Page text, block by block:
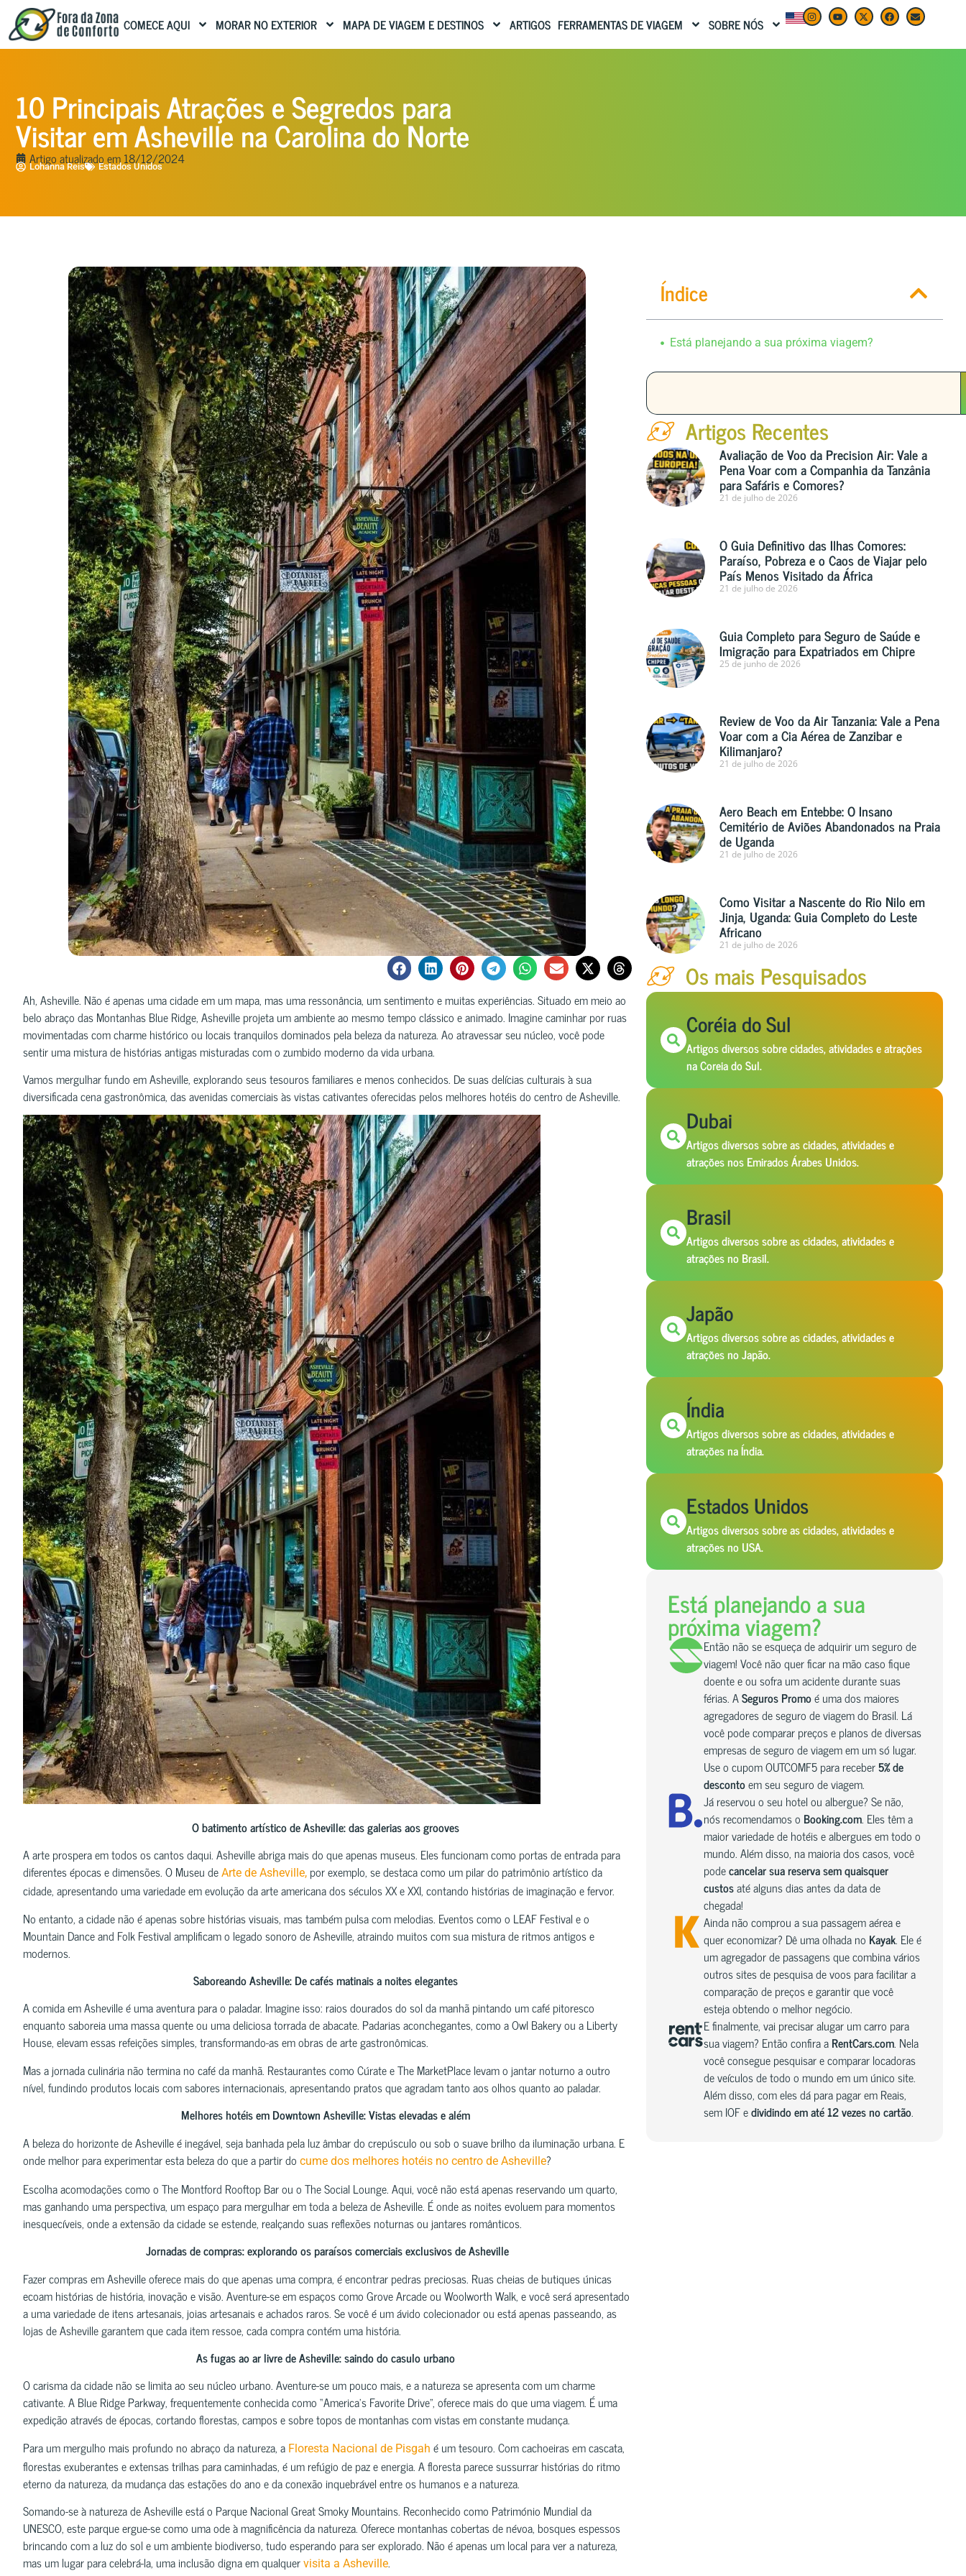
COMECE AQUI MORAR NO EXTERIOR MAPA DE VIAGEM E DESTINOS ARTIGOS FERRAMENTAS DE VIAGEM SOBRE NÓS
10 Principais Atrações e Segredos para
Visitar em Asheville na Carolina do Norte
Artigo atualizado em18/12/2024
Lohanna Reis Estados Unidos
Ah, Asheville. Não é apenas uma cidade em um mapa, mas uma ressonância, um sentimento e muitas experiências. Situado em meio ao
belo abraço das Montanhas Blue Ridge, Asheville projeta um ambiente ao mesmo tempo clássico e animado. Imagine caminhar por ruas
movimentadas com charme histórico ou locais tranquilos dominados pela beleza da natureza. Ao atravessar seu núcleo, você pode
sentir uma mistura de histórias antigas misturadas com o zumbido moderno da vida urbana.
Vamos mergulhar fundo em Asheville, explorando seus tesouros familiares e menos conhecidos. De suas delícias culturais à sua
diversificada cena gastronômica, das avenidas comerciais às vistas cativantes oferecidas pelos melhores hotéis do centro de Asheville.
O batimento artístico de Asheville: das galerias aos grooves
A arte prospera em todos os cantos daqui. Asheville abriga mais do que apenas museus. Eles funcionam como portas de entrada para
diferentes épocas e dimensões. O Museu de Arte de Asheville, por exemplo, se destaca como um pilar do patrimônio artístico da
cidade, apresentando uma variedade em evolução da arte americana dos séculos XX e XXI, contando histórias de imaginação e fervor.
No entanto, a cidade não é apenas sobre histórias visuais, mas também pulsa com melodias. Eventos como o LEAF Festival e o
Mountain Dance and Folk Festival amplificam o legado sonoro de Asheville, atraindo muitos com sua mistura de ritmos antigos e
modernos.
Saboreando Asheville: De cafés matinais a noites elegantes
A comida em Asheville é uma aventura para o paladar. Imagine isso: raios dourados do sol da manhã pintando um café pitoresco
enquanto saboreia uma massa quente ou uma deliciosa torrada de abacate. Padarias aconchegantes, como a Owl Bakery ou a Liberty
House, elevam essas refeições simples, transformando-as em obras de arte gastronômicas.
Mas a jornada culinária não termina no café da manhã. Restaurantes como Cúrate e The MarketPlace levam o jantar noturno a outro
nível, fundindo produtos locais com sabores internacionais, apresentando pratos que agradam tanto aos olhos quanto ao paladar.
Melhores hotéis em Downtown Asheville: Vistas elevadas e além
A beleza do horizonte de Asheville é inegável, seja banhada pela luz âmbar do crepúsculo ou sob o suave brilho da iluminação urbana. E
onde melhor para experimentar esta beleza do que a partir do cume dos melhores hotéis no centro de Asheville?
Escolha acomodações como o The Montford Rooftop Bar ou o The Social Lounge. Aqui, você não está apenas reservando um quarto,
mas ganhando uma perspectiva, um espaço para mergulhar em toda a beleza de Asheville. É onde as noites evoluem para momentos
inesquecíveis, onde a extensão da cidade se estende, realçando suas reflexões noturnas ou jantares românticos.
Jornadas de compras: explorando os paraísos comerciais exclusivos de Asheville
Fazer compras em Asheville oferece mais do que apenas uma compra, é encontrar pedras preciosas. Ruas cheias de butiques únicas
ecoam histórias de história, inovação e visão. Aventure-se em espaços como Grove Arcade ou Woolworth Walk, e você será apresentado
a uma variedade de itens artesanais, joias artesanais e achados raros. Se você é um ávido colecionador ou está apenas passeando, as
lojas de Asheville garantem que cada item ressoe, cada compra contém uma história.
As fugas ao ar livre de Asheville: saindo do casulo urbano
O carisma da cidade não se limita ao seu núcleo urbano. Aventure-se um pouco mais, e a natureza se apresenta com um charme
cativante. A Blue Ridge Parkway, frequentemente conhecida como “America’s Favorite Drive”, oferece mais do que uma viagem. É uma
expedição através de épocas, cortando florestas, campos e sobre topos de montanhas com vistas em constante mudança.
Para um mergulho mais profundo no abraço da natureza, a Floresta Nacional de Pisgah é um tesouro. Com cachoeiras em cascata,
florestas exuberantes e extensas trilhas para caminhadas, é um refúgio de paz e energia. A floresta parece sussurrar histórias do ritmo
eterno da natureza, da mudança das estações do ano e da conexão inquebrável entre os humanos e a natureza.
Somando-se à natureza de Asheville está o Parque Nacional Great Smoky Mountains. Reconhecido como Património Mundial da
UNESCO, este parque ergue-se como uma ode à magnificência da natureza. Oferece montanhas cobertas de névoa, bosques espessos
brincando com a luz do sol e um ambiente biodiverso, tudo esperando para ser explorado. Não é apenas um local para ver a natureza,
mas um lugar para celebrá-la, uma inclusão digna em qualquer visita a Asheville.
Índice
Está planejando a sua próxima viagem?
Artigos Recentes
Avaliação de Voo da Precision Air: Vale a
Pena Voar com a Companhia da Tanzânia
para Safáris e Comores?
21 de julho de 2026
O Guia Definitivo das Ilhas Comores:
Paraíso, Pobreza e o Caos de Viajar pelo
País Menos Visitado da África
21 de julho de 2026
Guia Completo para Seguro de Saúde e
Imigração para Expatriados em Chipre
25 de junho de 2026
Review de Voo da Air Tanzania: Vale a Pena
Voar com a Cia Aérea de Zanzibar e
Kilimanjaro?
21 de julho de 2026
Aero Beach em Entebbe: O Insano
Cemitério de Aviões Abandonados na Praia
de Uganda
21 de julho de 2026
Como Visitar a Nascente do Rio Nilo em
Jinja, Uganda: Guia Completo do Leste
Africano
21 de julho de 2026
Os mais Pesquisados
Coréia do Sul
Artigos diversos sobre cidades, atividades e atrações
na Coreia do Sul.
Dubai
Artigos diversos sobre as cidades, atividades e
atrações nos Emirados Árabes Unidos.
Brasil
Artigos diversos sobre as cidades, atividades e
atrações no Brasil.
Japão
Artigos diversos sobre as cidades, atividades e
atrações no Japão.
Índia
Artigos diversos sobre as cidades, atividades e
atrações na Índia.
Estados Unidos
Artigos diversos sobre as cidades, atividades e
atrações no USA.
Está planejando a sua
próxima viagem?
Então não se esqueça de adquirir um seguro de
viagem! Você não quer ficar na mão caso fique
doente e ou sofra um acidente durante suas
férias. ASeguros Promoé uma dos maiores
agregadores de seguro de viagem do Brasil. Lá
você pode comparar preços e planos de diversas
empresas de seguro de viagem em um só lugar.
Use o cupom OUTCOMF5 para receber5% de
descontoem seu seguro de viagem.
Já reservou o seu hotel ou albergue? Se não,
nós recomendamos o Booking.com. Eles têm a
maior variedade de hotéis e albergues em todo o
mundo. Além disso, na maioria dos casos, você
podecancelar sua reserva sem quaisquer
custosaté alguns dias antes da data de
chegada!
Ainda não comprou a sua passagem aérea e
quer economizar? Dê uma olhada no Kayak. Ele é
um agregador de passagens que combina vários
outros sites de pesquisa de voos para facilitar a
comparação de preços e garantir que você
esteja obtendo o melhor negócio.
E finalmente, vai precisar alugar um carro para
sua viagem? Então confira aRentCars.com. Nela
você consegue pesquisar e comparar locadoras
de veículos de todo o mundo em um único site.
Além disso, com eles dá para pagar em Reais,
sem IOF edividindo em até 12 vezes no cartão.